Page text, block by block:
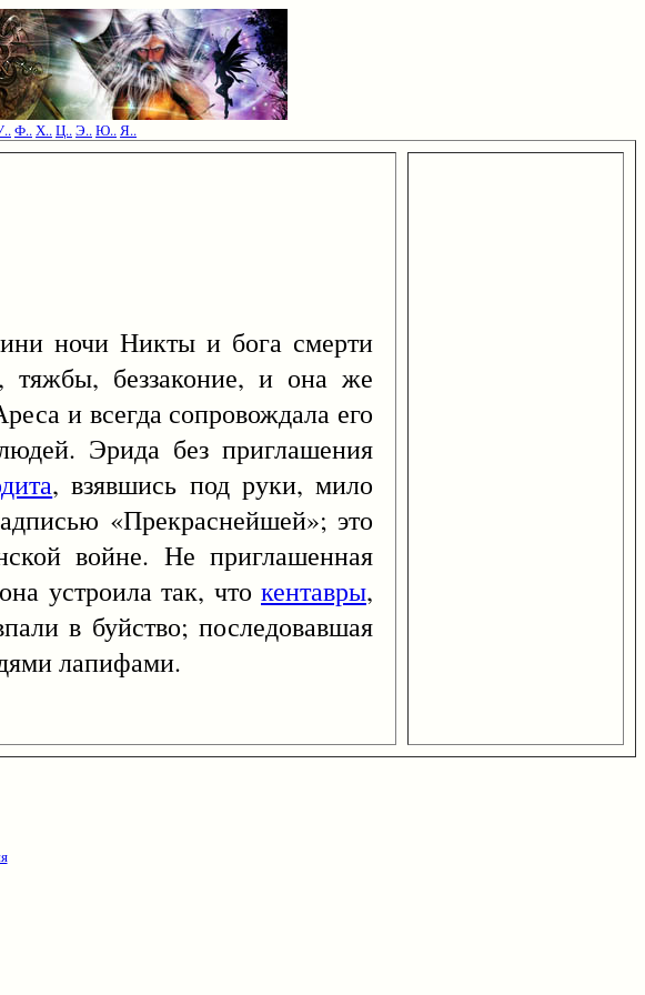
Ф..Х..Ц..Э..Ю..Я..
ночи Никты и бога смерти
тяжбы, беззаконие, и она же
и всегда сопровождала его
Эрида без приглашения
, взявшись под руки, мило
«Прекраснейшей»; это
войне. Не приглашенная
устроила так, что кентавры,
в буйство; последовавшая
лапифами.